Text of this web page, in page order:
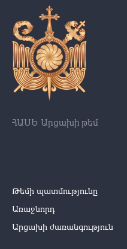
ՀԱՍԵ Արցախի թեմ
Թեմի պատմությունը
Առաջնորդ
Արցախի ժառանգություն